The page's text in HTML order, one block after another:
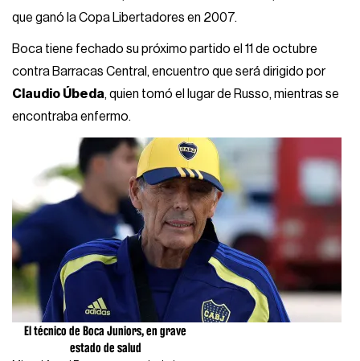
que ganó la Copa Libertadores en 2007.
Boca tiene fechado su próximo partido el 11 de octubre
contra Barracas Central, encuentro que será dirigido por
Claudio Úbeda, quien tomó el lugar de Russo, mientras se
encontraba enfermo.
El técnico de Boca Juniors, en grave
estado de salud